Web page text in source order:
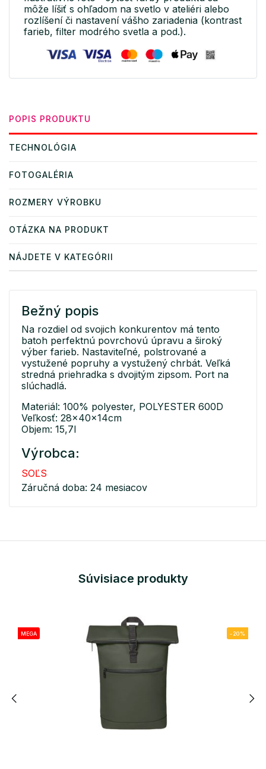
môže líšiť s ohľadom na svetlo v ateliéri alebo
rozlíšení či nastavení vášho zariadenia (kontrast
farieb, filter modrého svetla a pod.).
POPIS PRODUKTU
TECHNOLÓGIA
FOTOGALÉRIA
ROZMERY VÝROBKU
OTÁZKA NA PRODUKT
NÁJDETE V KATEGÓRII
Bežný popis
Na rozdiel od svojich konkurentov má tento
batoh perfektnú povrchovú úpravu a široký
výber farieb. Nastaviteľné, polstrované a
vystužené popruhy a vystužený chrbát. Veľká
stredná priehradka s dvojitým zipsom. Port na
slúchadlá.
Materiál: 100% polyester, POLYESTER 600D
Veľkosť: 28x40x14cm
Objem: 15,7l
Výrobca:
SOĽS
Záručná doba: 24 mesiacov
Súvisiace produkty
MEGA -20%